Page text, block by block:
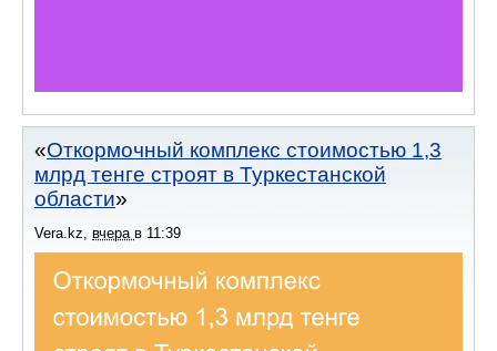
Откормочный комплекс стоимостью 1,3
млрд тенге строят в Туркестанской
области
Vera.kz вчера в 11:39